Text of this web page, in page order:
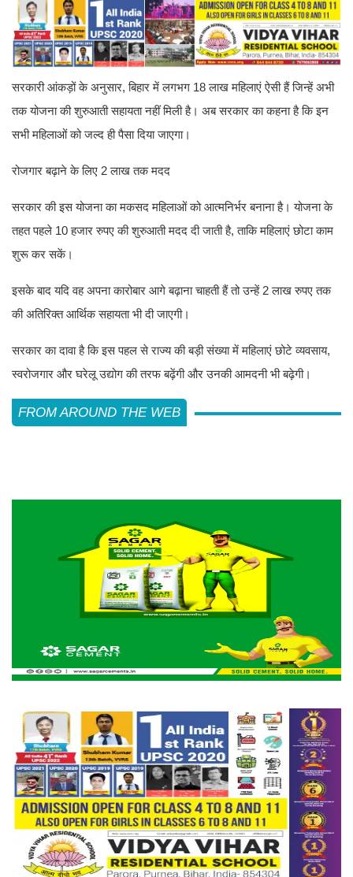
सरकारी आंकड़ों के अनुसार, बिहार में लगभग 18 लाख महिलाएं ऐसी हैं जिन्हें अभी
तक योजना की शुरुआती सहायता नहीं मिली है। अब सरकार का कहना है कि इन
सभी महिलाओं को जल्द ही पैसा दिया जाएगा।
रोजगार बढ़ाने के लिए 2 लाख तक मदद
सरकार की इस योजना का मकसद महिलाओं को आत्मनिर्भर बनाना है। योजना के
तहत पहले 10 हजार रुपए की शुरुआती मदद दी जाती है, ताकि महिलाएं छोटा काम
शुरू कर सकें।
इसके बाद यदि वह अपना कारोबार आगे बढ़ाना चाहती हैं तो उन्हें 2 लाख रुपए तक
की अतिरिक्त आर्थिक सहायता भी दी जाएगी।
सरकार का दावा है कि इस पहल से राज्य की बड़ी संख्या में महिलाएं छोटे व्यवसाय,
स्वरोजगार और घरेलू उद्योग की तरफ बढ़ेंगी और उनकी आमदनी भी बढ़ेगी।
FROM AROUND THE WEB